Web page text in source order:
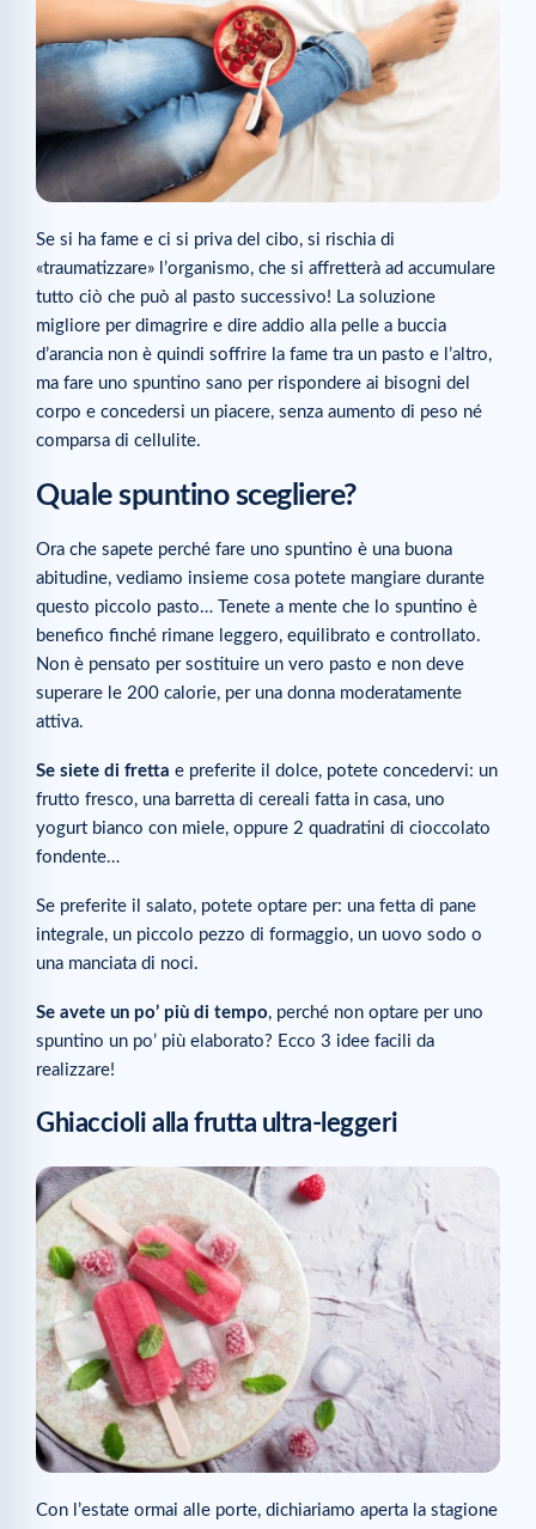
Se si ha fame e ci si priva del cibo, si rischia di
«traumatizzare» l’organismo, che si affretterà ad accumulare
tutto ciò che può al pasto successivo! La soluzione
migliore per dimagrire e dire addio alla pelle a buccia
d’arancia non è quindi soffrire la fame tra un pasto e l’altro,
ma fare uno spuntino sano per rispondere ai bisogni del
corpo e concedersi un piacere, senza aumento di peso né
comparsa di cellulite.
Quale spuntino scegliere?
Ora che sapete perché fare uno spuntino è una buona
abitudine, vediamo insieme cosa potete mangiare durante
questo piccolo pasto… Tenete a mente che lo spuntino è
benefico finché rimane leggero, equilibrato e controllato.
Non è pensato per sostituire un vero pasto e non deve
superare le 200 calorie, per una donna moderatamente
attiva.
Se siete di fretta e preferite il dolce, potete concedervi: un
frutto fresco, una barretta di cereali fatta in casa, uno
yogurt bianco con miele, oppure 2 quadratini di cioccolato
fondente…
Se preferite il salato, potete optare per: una fetta di pane
integrale, un piccolo pezzo di formaggio, un uovo sodo o
una manciata di noci.
Se avete un po’ più di tempo, perché non optare per uno
spuntino un po’ più elaborato? Ecco 3 idee facili da
realizzare!
Ghiaccioli alla frutta ultra-leggeri
Con l’estate ormai alle porte, dichiariamo aperta la stagione